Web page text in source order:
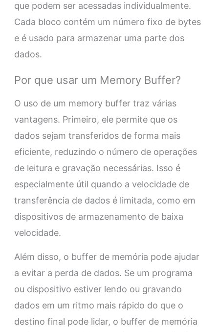
que podem ser acessadas individualmente.
Cada bloco contém um número fixo de bytes
e é usado para armazenar uma parte dos
dados.
Por que usar um Memory Buffer?
O uso de um memory buffer traz várias
vantagens. Primeiro, ele permite que os
dados sejam transferidos de forma mais
eficiente, reduzindo o número de operações
de leitura e gravação necessárias. Isso é
especialmente útil quando a velocidade de
transferência de dados é limitada, como em
dispositivos de armazenamento de baixa
velocidade.
Além disso, o buffer de memória pode ajudar
a evitar a perda de dados. Se um programa
ou dispositivo estiver lendo ou gravando
dados em um ritmo mais rápido do que o
destino final pode lidar, o buffer de memória